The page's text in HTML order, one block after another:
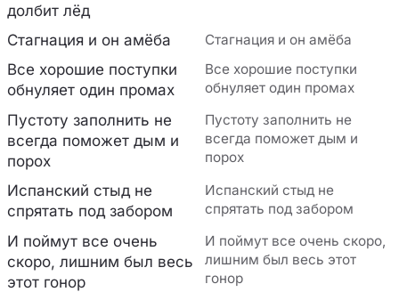
долбит лёд
Стагнация и он амёба Стагнация и он амёба
Все хорошие поступки
обнуляет один промах
Все хорошие поступки
обнуляет один промах
Пустоту заполнить не
всегда поможет дым и
порох
Пустоту заполнить не
всегда поможет дым и
порох
Испанский стыд не
спрятать под забором
Испанский стыд не
спрятать под забором
И поймут все очень
скоро, лишним был весь
этот гонор
И поймут все очень скоро,
лишним был весь этот
гонор